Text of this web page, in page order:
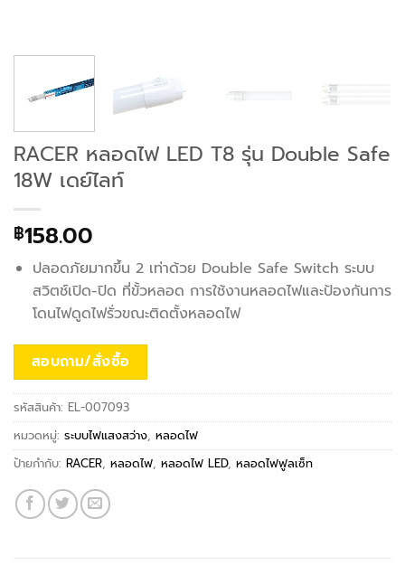
RACER หลอดไฟ LED T8 รุ่น Double Safe
18W เดย์ไลท์
฿158.00
ปลอดภัยมากขึ้น 2 เท่าด้วย Double Safe Switch ระบบ
สวิตช์เปิด-ปิด ที่ขั้วหลอด การใช้งานหลอดไฟและป้องกันการ
โดนไฟดูดไฟรั่วขณะติดตั้งหลอดไฟ
สอบถาม/สั่งซื้อ
รหัสสินค้า: EL-007093
หมวดหมู่: ระบบไฟแสงสว่าง, หลอดไฟ
ป้ายกำกับ: RACER, หลอดไฟ, หลอดไฟ LED, หลอดไฟฟูลเซ็ท